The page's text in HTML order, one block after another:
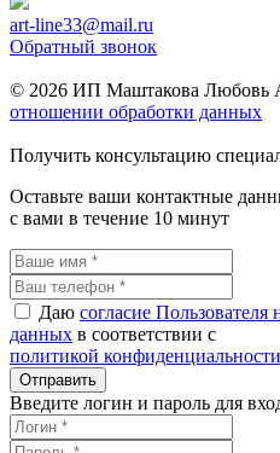
art-line33@mail.ru
Обратный звонок
© 2026 ИП Маштакова Любовь
отношении обработки данных
Получить консультацию
Оставьте ваши контактные
с вами в течение 10 минут
Даю согласие
данных в соответствии с
политикой конфиденциальности
Введите логин и пароль для